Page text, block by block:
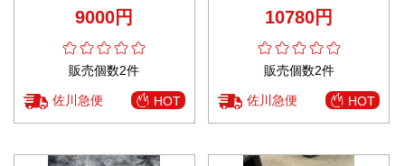
9000円
販売個数2件
佐川急便 HOT
10780円
販売個数2件
佐川急便 HOT